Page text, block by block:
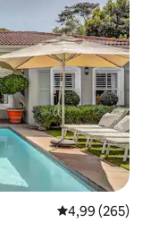
Средна
4,99 (265)